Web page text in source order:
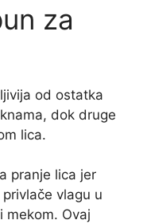
za
od ostatka
dok druge
lica.
pranje lica jer
vlagu u
mekom. Ovaj